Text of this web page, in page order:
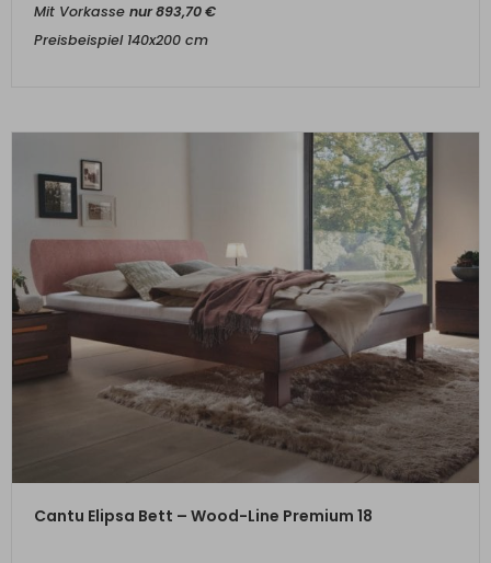
Mit Vorkasse nur893,70€
Preisbeispiel 140x200 cm
ZUM PRODUKT
Cantu Elipsa Bett – Wood-Line Premium 18